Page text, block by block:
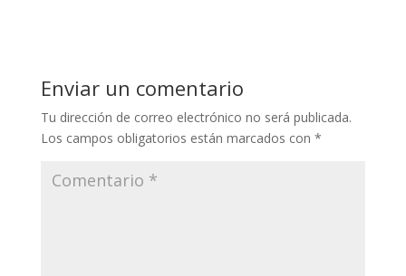
Enviar un comentario
Tu dirección de correo electrónico no será publicada.
Los campos obligatorios están marcados con *